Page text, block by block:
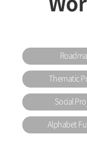
Thematic
Social
Alphabet